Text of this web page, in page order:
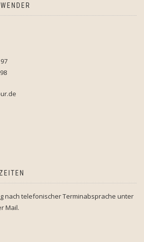
nach telefonischer Terminabsprache unter
Mail.